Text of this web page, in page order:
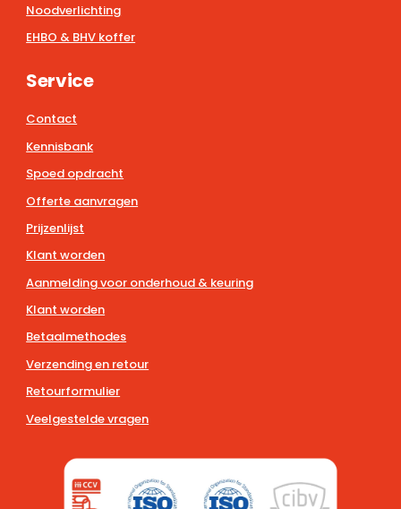
Noodverlichting
EHBO & BHV koffer
Service
Contact
Kennisbank
Spoed opdracht
Offerte aanvragen
Prijzenlijst
Klant worden
Aanmelding voor onderhoud & keuring
Klant worden
Betaalmethodes
Verzending en retour
Retourformulier
Veelgestelde vragen